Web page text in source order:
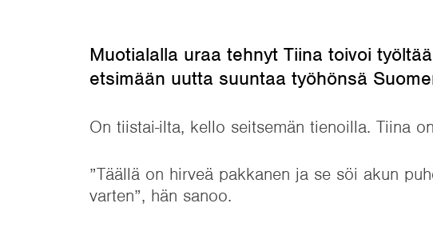
Muotialalla uraa tehnyt Tiina toivoi
etsimään uutta suuntaa työhönsä
On tiistai-ilta, kello seitsemän tienoilla. Tiina
”Täällä on hirveä pakkanen ja se söi akun
varten”, hän sanoo.